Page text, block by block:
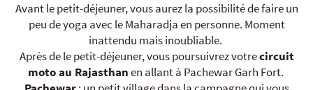
Avant le petit-déjeuner, vous aurez la possibilité de faire un
peu de yoga avec le Maharadja en personne. Moment
inattendu mais inoubliable.
Après de le petit-déjeuner, vous poursuivrez votrecircuit
moto au Rajasthanen allant à Pachewar Garh Fort.